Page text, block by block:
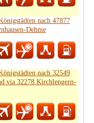
nach 47877
Dehme
nach 32549
via 32278 Kirchlengern-